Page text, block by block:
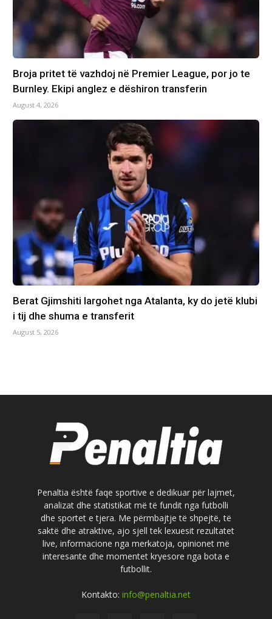
Broja pritet të vazhdoj në Premier League, por jo te
Burnley. Ekipi anglez e dëshiron transferin
August 4, 2026
Berat Gjimshiti largohet nga Atalanta, ky do jetë klubi
i tij dhe shuma e transferit
August 5, 2026
Penaltia është faqe sportive e dedikuar për lajmet,
analizat dhe statistikat më të fundit nga futbolli
dhe sportet e tjera. Me përmbajtje të shpejtë, të
saktë dhe atraktive, ajo sjell tek lexuesit rezultatet
live, informacione nga merkatoja, opinionet më
interesante dhe momentet kryesore nga bota e
futbollit.
Kontakto: info@penaltia.net